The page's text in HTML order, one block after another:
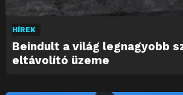
HÍREK
Beindult a világ legnagyobb
eltávolító üzeme